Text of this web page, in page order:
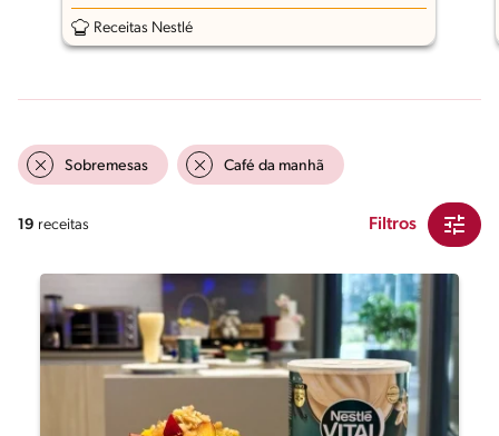
Receitas Nestlé
Sobremesas Café da manhã
19 receitas Filtros